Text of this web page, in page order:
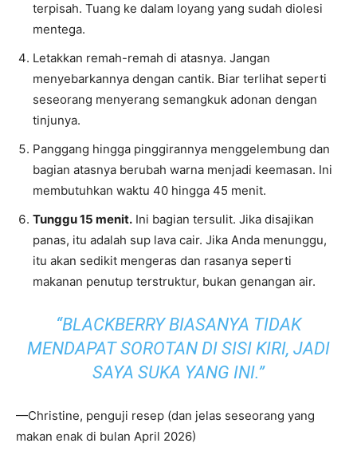
terpisah. Tuang ke dalam loyang yang sudah diolesi
mentega.
Letakkan remah-remah di atasnya. Jangan
menyebarkannya dengan cantik. Biar terlihat seperti
seseorang menyerang semangkuk adonan dengan
tinjunya.
Panggang hingga pinggirannya menggelembung dan
bagian atasnya berubah warna menjadi keemasan. Ini
membutuhkan waktu 40 hingga 45 menit.
Tunggu 15 menit. Ini bagian tersulit. Jika disajikan
panas, itu adalah sup lava cair. Jika Anda menunggu,
itu akan sedikit mengeras dan rasanya seperti
makanan penutup terstruktur, bukan genangan air.
“BLACKBERRY BIASANYA TIDAK
MENDAPAT SOROTAN DI SISI KIRI, JADI
SAYA SUKA YANG INI.”
—Christine, penguji resep (dan jelas seseorang yang
makan enak di bulan April 2026)